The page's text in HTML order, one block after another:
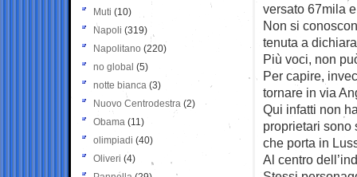
versato 67mila
Non si
tenuta a
Più voci, non
Per capire,
tornare in via
Qui infatti non
proprietari sono
che porta in
Al centro
Muti (10)
Napoli (319)
Napolitano (220)
no global (5)
notte bianca (3)
Nuovo Centrodestra (2)
Obama (11)
olimpiadi (40)
Oliveri (4)